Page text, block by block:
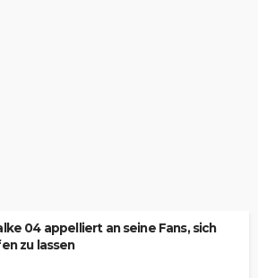
04 appelliert an seine Fans, sich
zu lassen